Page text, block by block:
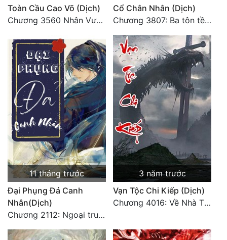
Vô Sỉ
Toàn Cầu Cao Võ (Dịch)
Chương 3560 Nhân Vương trở về - END
Cổ Chân Nhân (Dịch)
Chương 3807: Ba tôn tề công Thiên Đình (2)
11 tháng trước
Đại Phụng Đả Canh
Nhân(Dịch)
Chương 2112: Ngoại truyện 3 - Tiệc mừng công
3 năm trước
Vạn Tộc Chi Kiếp (Dịch)
Chương 4016: Về Nhà Thôi... (Đại Kết Cục)